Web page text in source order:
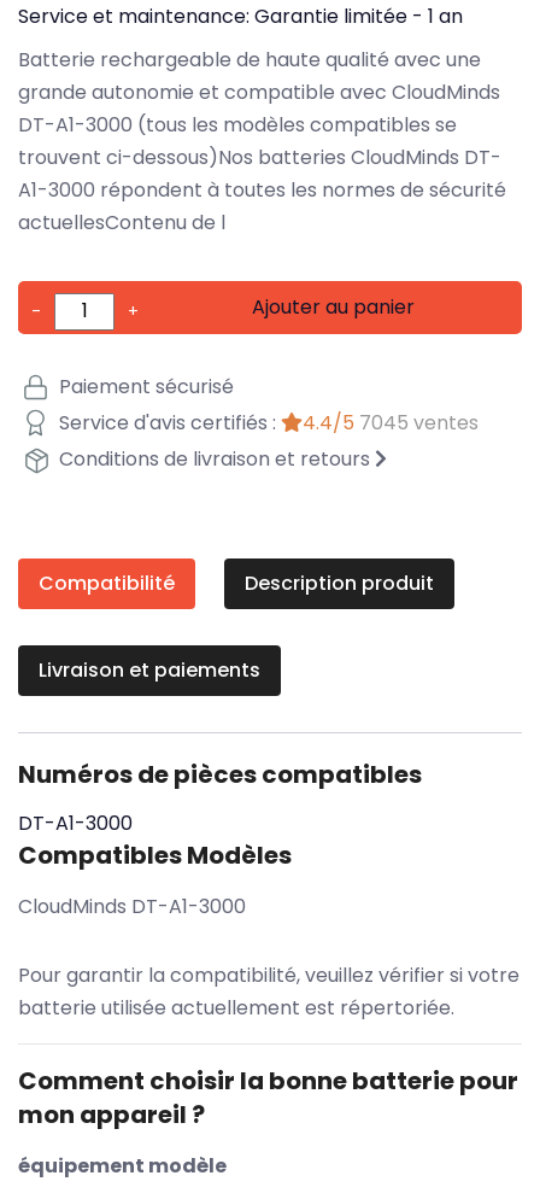
Service et maintenance: Garantie limitée - 1 an
Batterie rechargeable de haute qualité avec une
grande autonomie et compatible avec CloudMinds
DT-A1-3000 (tous les modèles compatibles se
trouvent ci-dessous)Nos batteries CloudMinds DT-
A1-3000 répondent à toutes les normes de sécurité
actuellesContenu de l
- + Ajouter au panier
Paiement sécurisé
Service d'avis certifiés :
4.4/5 7045 ventes
Conditions de livraison et retours
Compatibilité Description produit
Livraison et paiements
Numéros de pièces compatibles
DT-A1-3000
Compatibles Modèles
CloudMinds DT-A1-3000
Pour garantir la compatibilité, veuillez vérifier si votre
batterie utilisée actuellement est répertoriée.
Comment choisir la bonne batterie pour
mon appareil ?
équipement modèle